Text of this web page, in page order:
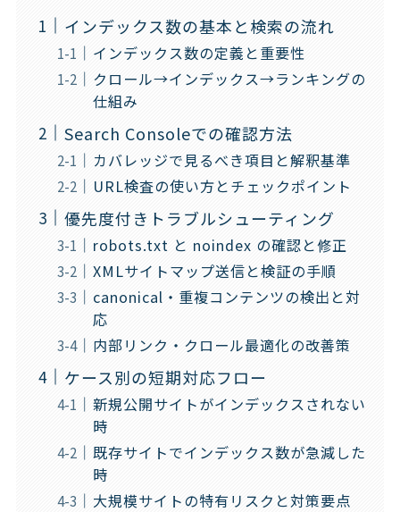
インデックス数の基本と検索の流れ
インデックス数の定義と重要性
クロール→インデックス→ランキングの
仕組み
Search Consoleでの確認方法
カバレッジで見るべき項目と解釈基準
URL検査の使い方とチェックポイント
優先度付きトラブルシューティング
robots.txt と noindex の確認と修正
XMLサイトマップ送信と検証の手順
canonical・重複コンテンツの検出と対
応
内部リンク・クロール最適化の改善策
ケース別の短期対応フロー
新規公開サイトがインデックスされない
時
既存サイトでインデックス数が急減した
時
大規模サイトの特有リスクと対策要点